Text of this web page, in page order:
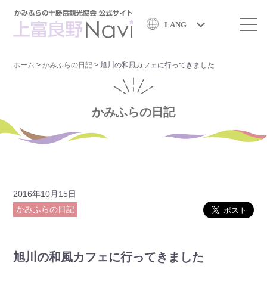
LANG
ホーム >かみふらの日記 > 旭川の和風カフェに行ってきました
かみふらの日記
2016年10月15日
かみふらの日記
旭川の和風カフェに行ってきました